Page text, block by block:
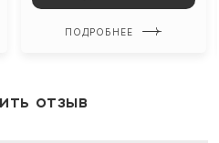
ПОДРОБНЕЕ
отзыв